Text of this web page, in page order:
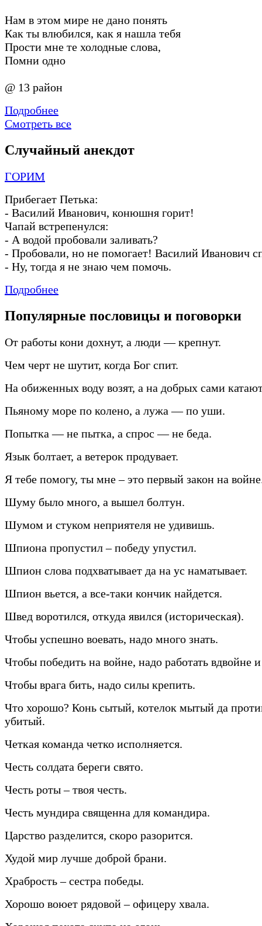
Нам в этом мире не дано понять
Как ты влюбился, как я нашла тебя
Прости мне те холодные слова,
Помни одно
@ 13 район
Подробнее
Смотреть все
Случайный анекдот
ГОРИМ
Прибегает Петька:
- Василий Иванович, конюшня горит!
Чапай встрепенулся:
- А водой пробовали заливать?
- Пробовали, но не помогает! Василий Иванович
- Ну, тогда я не знаю чем помочь.
Подробнее
Популярные пословицы и поговорки
От работы кони дохнут, а люди — крепнут.
Чем черт не шутит, когда Бог спит.
На обиженных воду возят, а на добрых сами
Пьяному море по колено, а лужа — по уши.
Попытка — не пытка, а спрос — не беда.
Язык болтает, а ветерок продувает.
Я тебе помогу, ты мне – это первый закон на
Шуму было много, а вышел болтун.
Шумом и стуком неприятеля не удивишь.
Шпиона пропустил – победу упустил.
Шпион слова подхватывает да на ус наматывает.
Шпион вьется, а все-таки кончик найдется.
Швед воротился, откуда явился (историческая).
Чтобы успешно воевать, надо много знать.
Чтобы победить на войне, надо работать вдвойне
Чтобы врага бить, надо силы крепить.
Что хорошо? Конь сытый, котелок мытый да
убитый.
Четкая команда четко исполняется.
Честь солдата береги свято.
Честь роты – твоя честь.
Честь мундира священна для командира.
Царство разделится, скоро разорится.
Худой мир лучше доброй брани.
Храбрость – сестра победы.
Хорошо воюет рядовой – офицеру хвала.